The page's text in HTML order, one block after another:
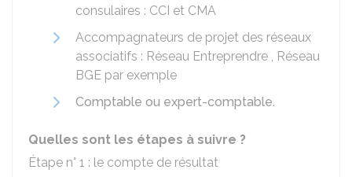
consulaires : CCI et CMA
Accompagnateurs de projet des réseaux
associatifs : Réseau Entreprendre , Réseau
BGE par exemple
Comptable ou expert-comptable.
Quelles sont les étapes à suivre ?
Étape n° 1 : le compte de résultat